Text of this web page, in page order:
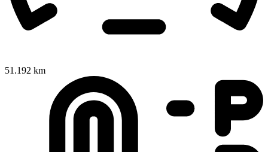
51.192 km